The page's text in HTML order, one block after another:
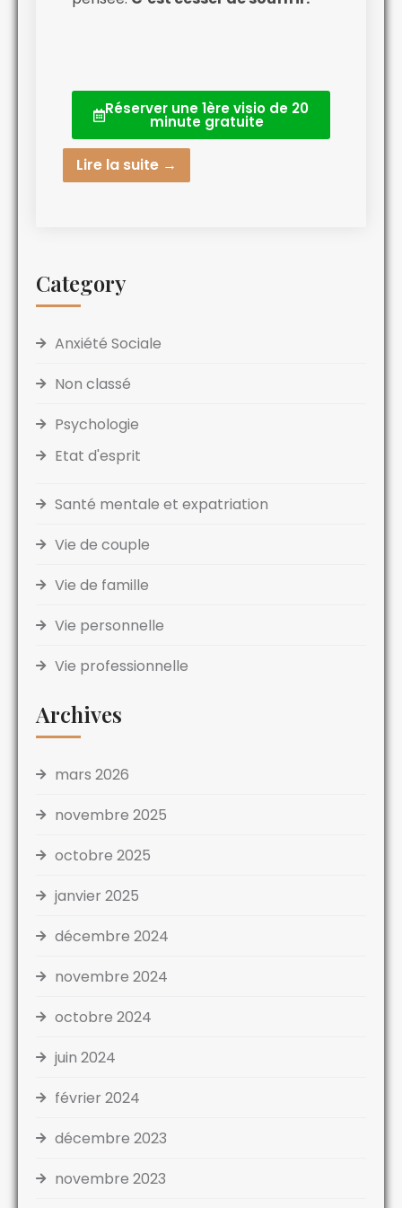
Réserver une 1ère visio de 20
minute gratuite
Lire la suite →
Category
Anxiété Sociale
Non classé
Psychologie
Etat d'esprit
Santé mentale et expatriation
Vie de couple
Vie de famille
Vie personnelle
Vie professionnelle
Archives
mars 2026
novembre 2025
octobre 2025
janvier 2025
décembre 2024
novembre 2024
octobre 2024
juin 2024
février 2024
décembre 2023
novembre 2023